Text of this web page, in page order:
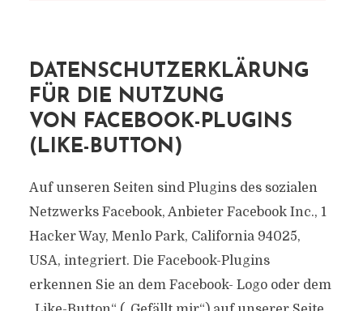
DATENSCHUTZERKLÄRUNG
FÜR DIE NUTZUNG
VON FACEBOOK-PLUGINS
(LIKE-BUTTON)
Auf unseren Seiten sind Plugins des sozialen
Netzwerks Facebook, Anbieter Facebook Inc., 1
Hacker Way, Menlo Park, California 94025,
USA, integriert. Die Facebook-Plugins
erkennen Sie an dem Facebook- Logo oder dem